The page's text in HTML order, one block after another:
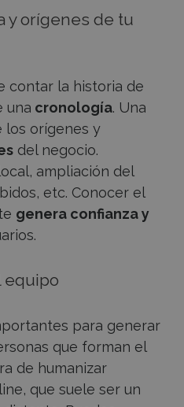
y orígenes de tu
contar la historia de
una cronología. Una
los orígenes y
del negocio.
ampliación del
etc. Conocer el
genera confianza y
equipo
para generar
que forman el
de humanizar
que suele ser un